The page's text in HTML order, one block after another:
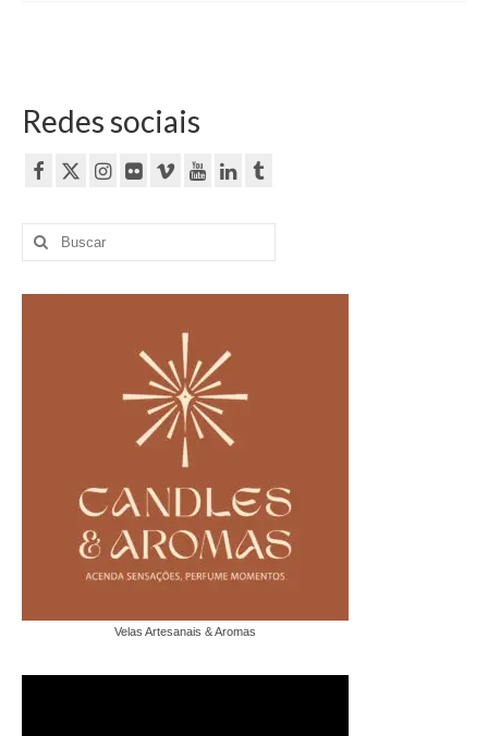
Redes sociais
Buscar
por:
Velas Artesanais & Aromas